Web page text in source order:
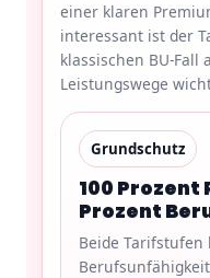
einer klaren
interessant ist der
klassischen BU-Fall
Leistungswege
Grundschutz
100 Prozent
Prozent
Beide Tarifstufen